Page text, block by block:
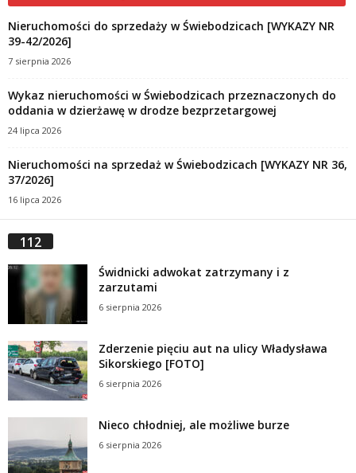
Nieruchomości do sprzedaży w Świebodzicach [WYKAZY NR
39-42/2026]
7 sierpnia 2026
Wykaz nieruchomości w Świebodzicach przeznaczonych do
oddania w dzierżawę w drodze bezprzetargowej
24 lipca 2026
Nieruchomości na sprzedaż w Świebodzicach [WYKAZY NR 36,
37/2026]
16 lipca 2026
112
Świdnicki adwokat zatrzymany i z
zarzutami
6 sierpnia 2026
Zderzenie pięciu aut na ulicy Władysława
Sikorskiego [FOTO]
6 sierpnia 2026
Nieco chłodniej, ale możliwe burze
6 sierpnia 2026